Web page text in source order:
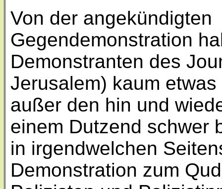
Von der angekündigten
Gegendemonstration
Demonstranten des
Jerusalem) kaum
außer den hin und
einem Dutzend schwer
in irgendwelchen
Demonstration zum